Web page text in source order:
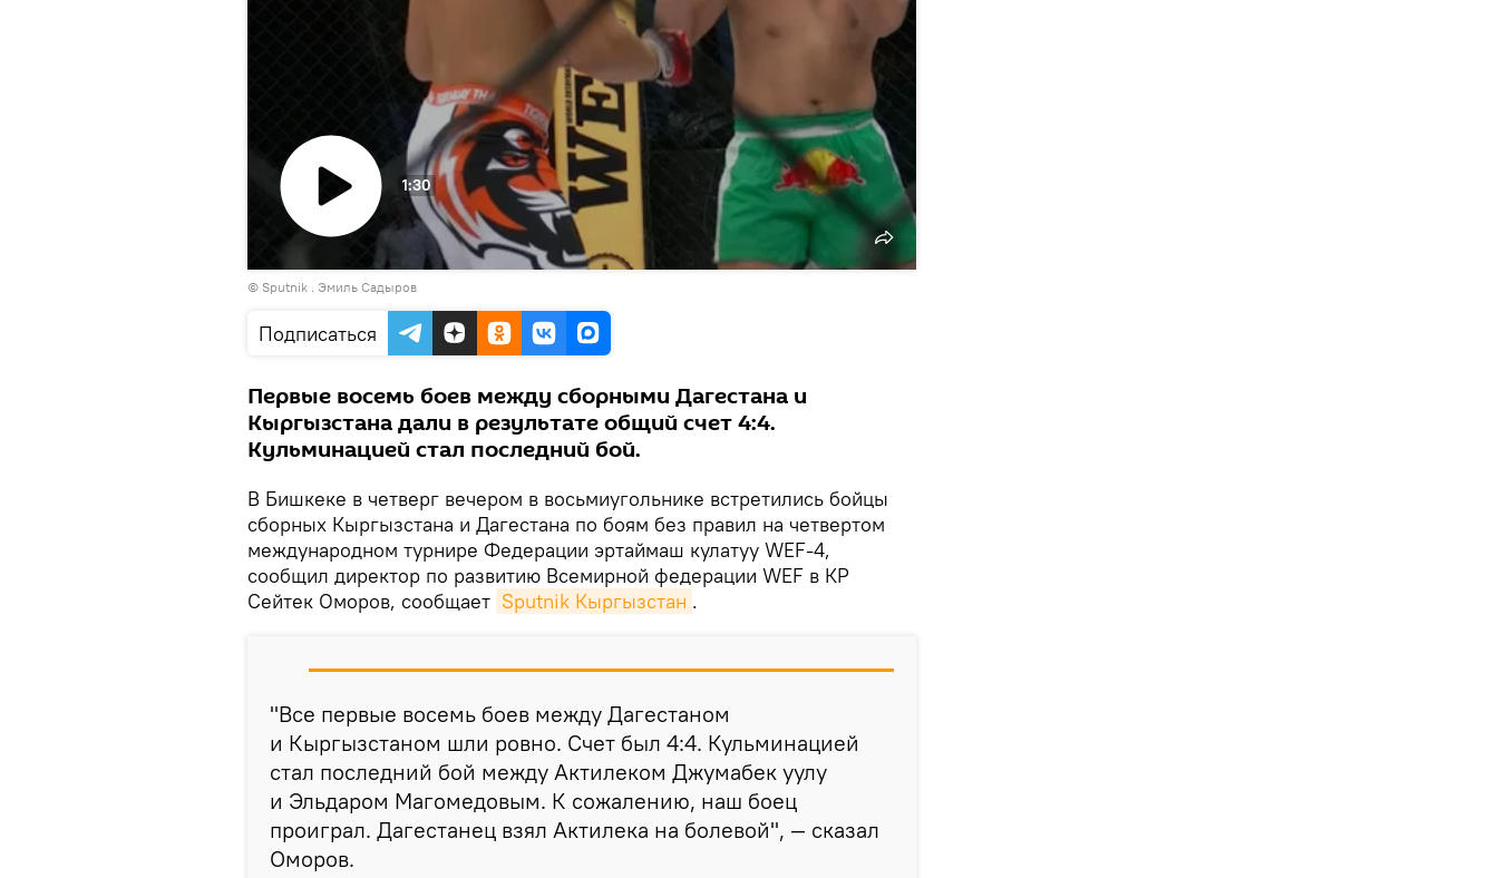
Воспроизвести
видео
1:30
© Sputnik . Эмиль Садыров
Подписаться
Первые восемь боев между сборными Дагестана и
Кыргызстана дали в результате общий счет 4:4.
Кульминацией стал последний бой.
В Бишкеке в четверг вечером в восьмиугольнике встретились бойцы
сборных Кыргызстана и Дагестана по боям без правил на четвертом
международном турнире Федерации эртаймаш кулатуу WEF-4,
сообщил директор по развитию Всемирной федерации WEF в КР
Сейтек Оморов, сообщает Sputnik Кыргызстан .
"Все первые восемь боев между Дагестаном
и Кыргызстаном шли ровно. Счет был 4:4. Кульминацией
стал последний бой между Актилеком Джумабек уулу
и Эльдаром Магомедовым. К сожалению, наш боец
проиграл. Дагестанец взял Актилека на болевой", — сказал
Оморов.